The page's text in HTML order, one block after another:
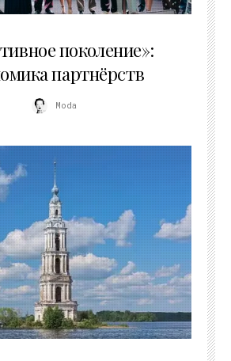
поколение»:
партнёрств
Moda